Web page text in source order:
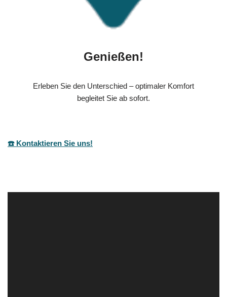
Genießen!
Erleben Sie den Unterschied – optimaler Komfort
begleitet Sie ab sofort.
☎️ Kontaktieren Sie uns!